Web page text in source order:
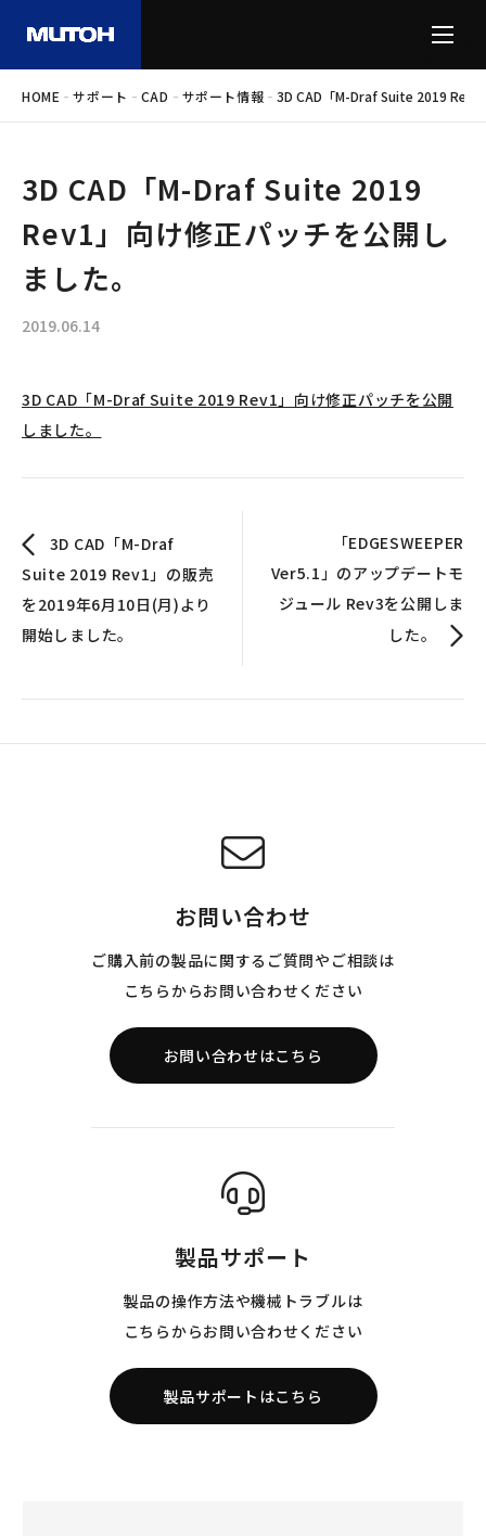
HOME -サポート - CAD - サポート情報 -3D CAD「M-Draf Suite 2019
3D CAD「M-Draf Suite 2019
Rev1」向け修正パッチを公開し
ました。
2019.06.14
3D CAD「M-Draf Suite 2019 Rev1」向け修正パッチを公開
しました。
3D CAD「M-Draf
Suite 2019 Rev1」の販売
を2019年6月10日(月)より
開始しました。
「EDGESWEEPER
Ver5.1」のアップデートモ
ジュール Rev3を公開しま
した。
お問い合わせ
ご購入前の製品に関するご質問やご相談は
こちらからお問い合わせください
お問い合わせはこちら
製品サポート
製品の操作方法や機械トラブルは
こちらからお問い合わせください
製品サポートはこちら